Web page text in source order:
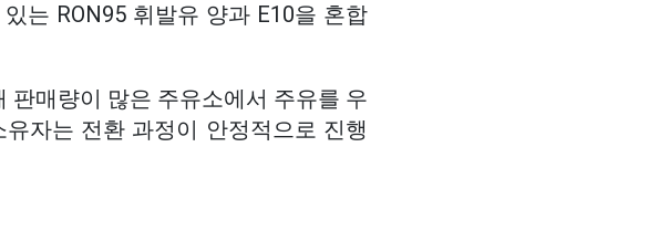
는 RON95 휘발유 양과 E10을 혼합
판매량이 많은 주유소에서 주유를 우
자는 전환 과정이 안정적으로 진행